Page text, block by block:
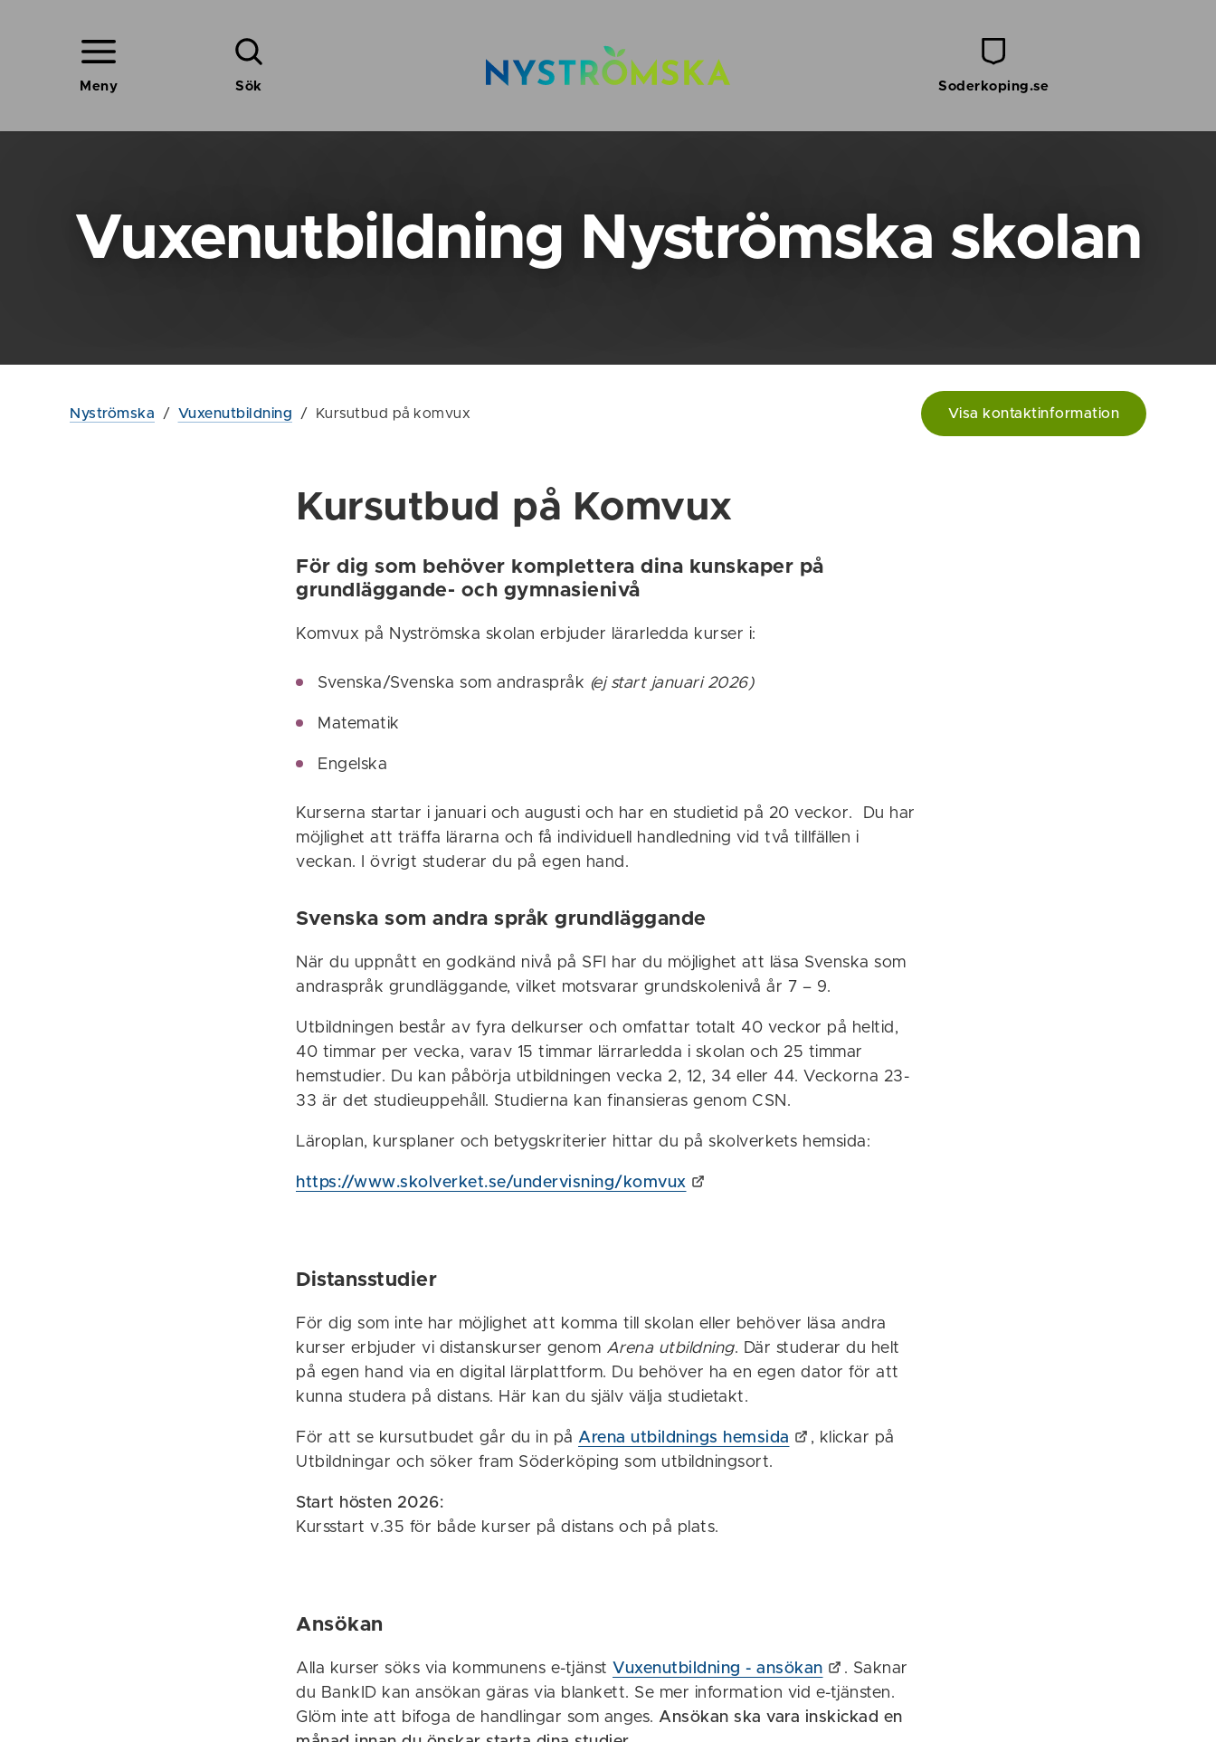
Meny Sök Soderkoping.se
Vuxenutbildning Nyströmska skolan
Nyströmska / Vuxenutbildning / Kursutbud på komvux Visa kontaktinformation
Kursutbud på Komvux
För dig som behöver komplettera dina kunskaper på
grundläggande- och gymnasienivå
Komvux på Nyströmska skolan erbjuder lärarledda kurser i:
Svenska/Svenska som andraspråk (ej start januari 2026)
Matematik
Engelska
Kurserna startar i januari och augusti och har en studietid på 20 veckor. Du har
möjlighet att träffa lärarna och få individuell handledning vid två tillfällen i
veckan. I övrigt studerar du på egen hand.
Svenska som andra språk grundläggande
När du uppnått en godkänd nivå på SFI har du möjlighet att läsa Svenska som
andraspråk grundläggande, vilket motsvarar grundskolenivå år 7 – 9.
Utbildningen består av fyra delkurser och omfattar totalt 40 veckor på heltid,
40 timmar per vecka, varav 15 timmar lärrarledda i skolan och 25 timmar
hemstudier. Du kan påbörja utbildningen vecka 2, 12, 34 eller 44. Veckorna 23-
33 är det studieuppehåll. Studierna kan finansieras genom CSN.
Läroplan, kursplaner och betygskriterier hittar du på skolverkets hemsida:
https://www.skolverket.se/undervisning/komvux
Distansstudier
För dig som inte har möjlighet att komma till skolan eller behöver läsa andra
kurser erbjuder vi distanskurser genom Arena utbildning. Där studerar du helt
på egen hand via en digital lärplattform. Du behöver ha en egen dator för att
kunna studera på distans. Här kan du själv välja studietakt.
För att se kursutbudet går du in på Arena utbildnings hemsida
, klickar på
Utbildningar och söker fram Söderköping som utbildningsort.
Start hösten 2026:
Kursstart v.35 för både kurser på distans och på plats.
Ansökan
Alla kurser söks via kommunens e-tjänst Vuxenutbildning - ansökan
. Saknar
du BankID kan ansökan gäras via blankett. Se mer information vid e-tjänsten.
Glöm inte att bifoga de handlingar som anges. Ansökan ska vara inskickad en